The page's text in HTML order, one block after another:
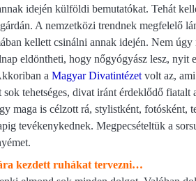
idején külföldi bemutatókat. Tehát
A nemzetközi trendnek megfelelő
kellett csinálni annak idején. Nem úgy
eldöntheti, hogy nőgyógyász lesz, nyit
a Magyar Divatintézet volt az,
tehetséges, divat iránt érdeklődő fiatalt
maga is célzott rá, stylistként, fotósként,
tevékenykednek. Megpecsételtük a
kezdett ruhákat tervezni…